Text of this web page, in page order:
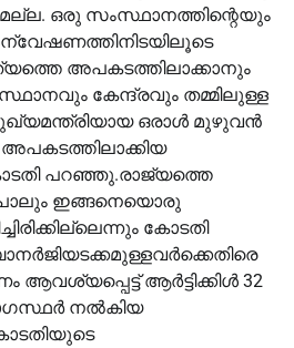
ഒരു സംസ്ഥാനത്തിന്റെയും
അപകടത്തിലാക്കാനും
കേന്ദ്രവും തമ്മിലുള്ള
മുഖ്യമന്ത്രിയായ ഒരാൾ മുഴുവൻ
പറഞ്ഞു.രാജ്യത്തെ
ഇങ്ങനെയൊരു
കോടതി
ആർട്ടിക്കിൾ 32
നൽകിയ